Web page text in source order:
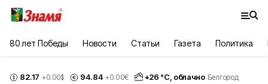
80 лет Победы Новости Статьи Газета Политика
82.17 +0.00$ 94.84 +0.00€ +26 °С, облачно Белгород